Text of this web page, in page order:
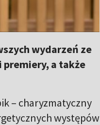
wydarzeń ze
premiery, a także
– charyzmatyczny
występów